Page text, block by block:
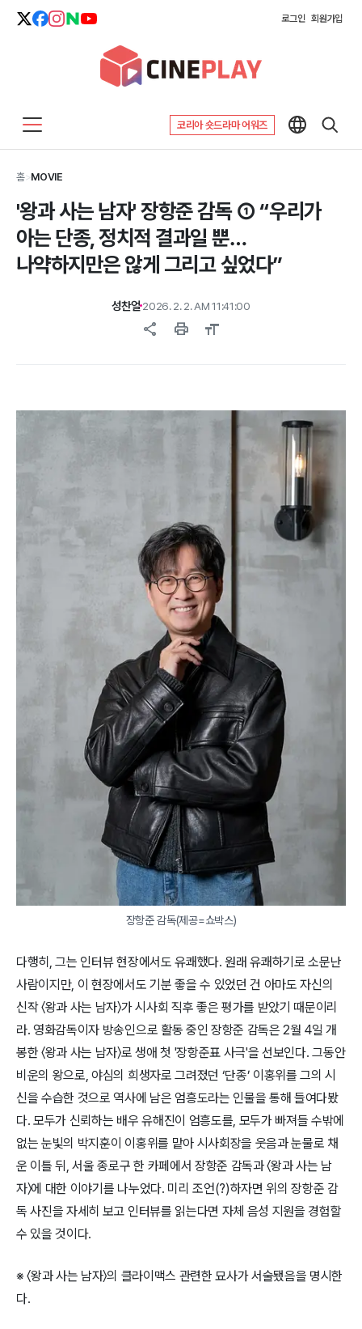
로그인 회원가입
코리아 숏드라마 어워즈
홈>MOVIE
'왕과 사는 남자' 장항준 감독 ① “우리가
아는 단종, 정치적 결과일 뿐…
나약하지만은 않게 그리고 싶었다”
성찬얼 2026. 2. 2. AM 11:41:00
share print format_size
장항준 감독(제공=쇼박스)
다행히, 그는 인터뷰 현장에서도 유쾌했다. 원래 유쾌하기로 소문난
사람이지만, 이 현장에서도 기분 좋을 수 있었던 건 아마도 자신의
신작 〈왕과 사는 남자〉가 시사회 직후 좋은 평가를 받았기 때문이리
라. 영화감독이자 방송인으로 활동 중인 장항준 감독은 2월 4일 개
봉한 〈왕과 사는 남자〉로 생애 첫 '장항준표 사극'을 선보인다. 그동안
비운의 왕으로, 야심의 희생자로 그려졌던 ‘단종’ 이홍위를 그의 시
신을 수습한 것으로 역사에 남은 엄흥도라는 인물을 통해 들여다봤
다. 모두가 신뢰하는 배우 유해진이 엄흥도를, 모두가 빠져들 수밖에
없는 눈빛의 박지훈이 이홍위를 맡아 시사회장을 웃음과 눈물로 채
운 이틀 뒤, 서울 종로구 한 카페에서 장항준 감독과 〈왕과 사는 남
자〉에 대한 이야기를 나누었다. 미리 조언(?)하자면 위의 장항준 감
독 사진을 자세히 보고 인터뷰를 읽는다면 자체 음성 지원을 경험할
수 있을 것이다.
※ 〈왕과 사는 남자〉의 클라이맥스 관련한 묘사가 서술됐음을 명시한
다.